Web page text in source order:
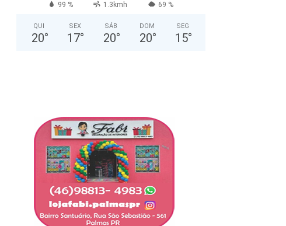
99 % 1.3kmh 69 %
QUI
20°
SEX
17°
SÁB
20°
DOM
20°
SEG
15°